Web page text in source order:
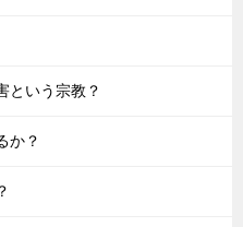
という宗教？
か？